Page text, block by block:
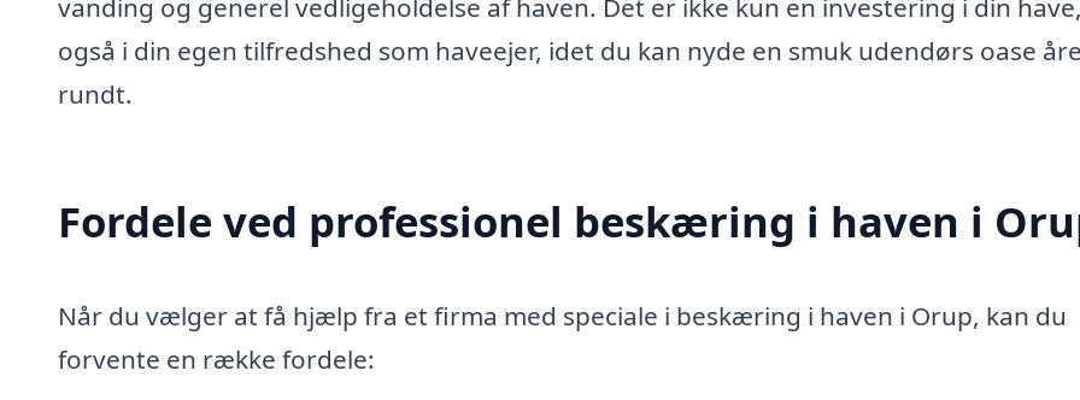
vanding og generel vedligeholdelse af haven. Det er ikke kun en investering i din
også i din egen tilfredshed som haveejer, idet du kan nyde en smuk udendørs oase
rundt.
Fordele ved professionel beskæring i haven i
Når du vælger at få hjælp fra et firma med speciale i beskæring i haven i Orup, kan du
forvente en række fordele: